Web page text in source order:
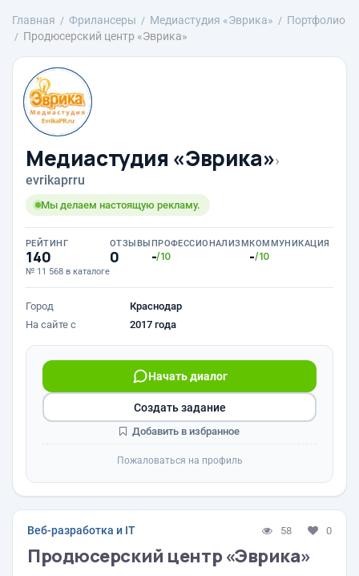
Главная Фрилансеры Медиастудия «Эврика»
Портфолио
Продюсерский центр «Эврика»
Медиастудия «Эврика»›
evrikaprru
Мы делаем настоящую рекламу.
РЕЙТИНГ
140
№ 11 568 в каталоге
ОТЗЫВЫ
0
ПРОФЕССИОНАЛИЗМ
-/10
КОММУНИКАЦИЯ
-/10
Город
Краснодар
На сайте с
2017 года
Начать диалог
Создать задание
Добавить в избранное
Пожаловаться на профиль
Веб-разработка и IT 58 0
Продюсерский центр «Эврика»